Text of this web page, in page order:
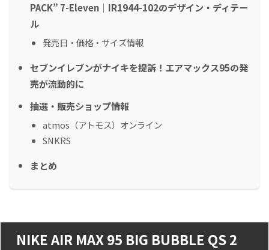
PACK” 7-Eleven｜IR1944-102のデザイン・ディテー
ル
発売日・価格・サイズ情報
セブンイレブンがナイキを提訴！エアマックス95の発
売が流動的に
抽選・販売ショップ情報
atmos（アトモス）オンライン
SNKRS
まとめ
NIKE AIR MAX 95 BIG BUBBLE QS 2